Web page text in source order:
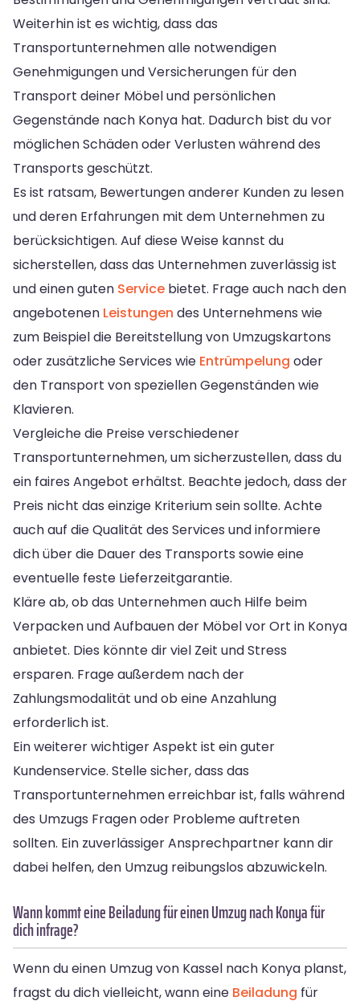
Weiterhin ist es wichtig, dass das
Transportunternehmen alle notwendigen
Genehmigungen und Versicherungen für den
Transport deiner Möbel und persönlichen
Gegenstände nach Konya hat. Dadurch bist du vor
möglichen Schäden oder Verlusten während des
Transports geschützt.
Es ist ratsam, Bewertungen anderer Kunden zu lesen
und deren Erfahrungen mit dem Unternehmen zu
berücksichtigen. Auf diese Weise kannst du
sicherstellen, dass das Unternehmen zuverlässig ist
und einen guten Service bietet. Frage auch nach den
angebotenen Leistungen des Unternehmens wie
zum Beispiel die Bereitstellung von Umzugskartons
oder zusätzliche Services wie Entrümpelung oder
den Transport von speziellen Gegenständen wie
Klavieren.
Vergleiche die Preise verschiedener
Transportunternehmen, um sicherzustellen, dass du
ein faires Angebot erhältst. Beachte jedoch, dass der
Preis nicht das einzige Kriterium sein sollte. Achte
auch auf die Qualität des Services und informiere
dich über die Dauer des Transports sowie eine
eventuelle feste Lieferzeitgarantie.
Kläre ab, ob das Unternehmen auch Hilfe beim
Verpacken und Aufbauen der Möbel vor Ort in Konya
anbietet. Dies könnte dir viel Zeit und Stress
ersparen. Frage außerdem nach der
Zahlungsmodalität und ob eine Anzahlung
erforderlich ist.
Ein weiterer wichtiger Aspekt ist ein guter
Kundenservice. Stelle sicher, dass das
Transportunternehmen erreichbar ist, falls während
des Umzugs Fragen oder Probleme auftreten
sollten. Ein zuverlässiger Ansprechpartner kann dir
dabei helfen, den Umzug reibungslos abzuwickeln.
Wann kommt eine Beiladung für einen Umzug nach Konya für
dich infrage?
Wenn du einen Umzug von Kassel nach Konya planst,
fragst du dich vielleicht, wann eine Beiladung für